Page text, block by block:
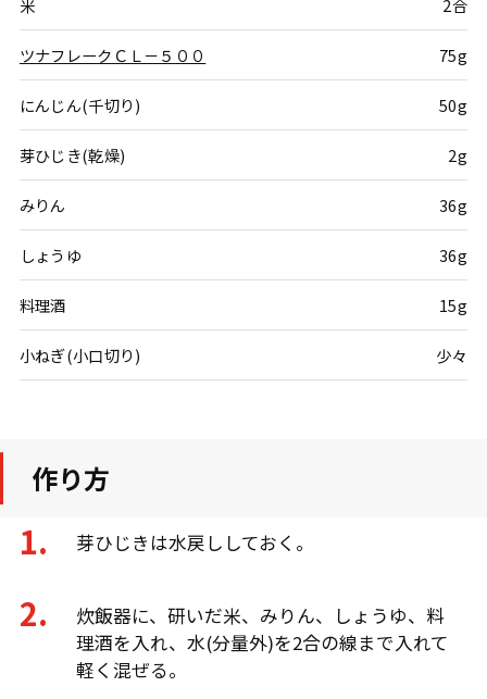
米 2合
ツナフレークＣＬ－５００ 75g
にんじん(千切り) 50g
芽ひじき(乾燥) 2g
みりん 36g
しょうゆ 36g
料理酒 15g
小ねぎ(小口切り) 少々
作り方
芽ひじきは水戻ししておく。
炊飯器に、研いだ米、みりん、しょうゆ、料
理酒を入れ、水(分量外)を2合の線まで入れて
軽く混ぜる。